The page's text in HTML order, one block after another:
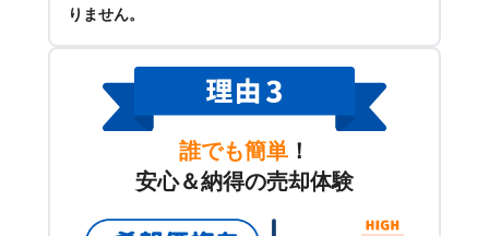
りません。
誰でも簡単 ！
安心＆納得の売却体験